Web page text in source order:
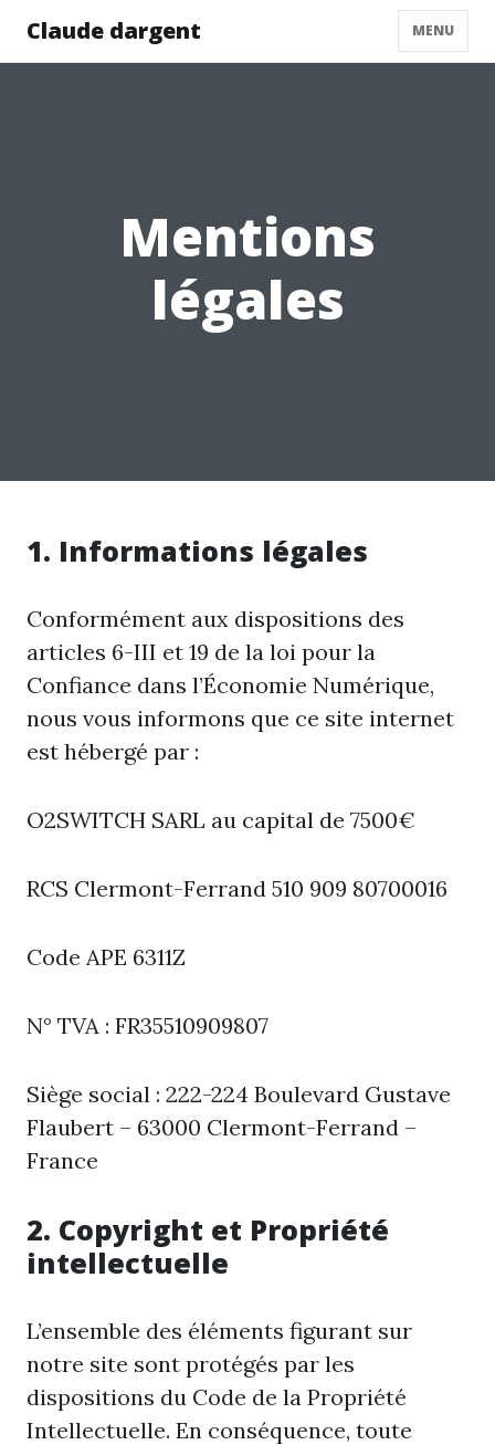
Claude dargent MENU
Mentions
légales
1. Informations légales
Conformément aux dispositions des
articles 6-III et 19 de la loi pour la
Confiance dans l’Économie Numérique,
nous vous informons que ce site internet
est hébergé par :
O2SWITCH SARL au capital de 7500€
RCS Clermont-Ferrand 510 909 80700016
Code APE 6311Z
N° TVA : FR35510909807
Siège social : 222-224 Boulevard Gustave
Flaubert – 63000 Clermont-Ferrand –
France
2. Copyright et Propriété
intellectuelle
L’ensemble des éléments figurant sur
notre site sont protégés par les
dispositions du Code de la Propriété
Intellectuelle. En conséquence, toute